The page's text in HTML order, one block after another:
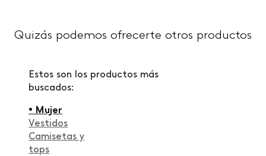
Quizás podemos ofrecerte otros productos
Estos son los productos más
buscados:
• Mujer
Vestidos
Camisetas y
tops